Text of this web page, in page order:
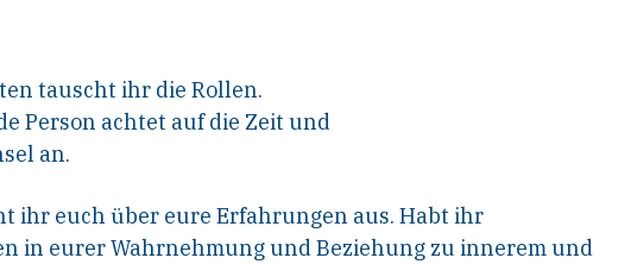
tauscht ihr die Rollen.
Person achtet auf die Zeit und
an.
ihr euch über eure Erfahrungen aus. Habt ihr
in eurer Wahrnehmung und Beziehung zu innerem und